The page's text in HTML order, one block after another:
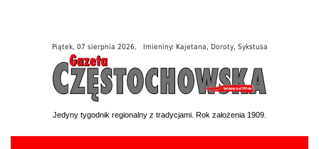
Piątek, 07 sierpnia 2026, Imieniny: Kajetana, Doroty, Sykstusa
Jedyny tygodnik regionalny z tradycjami. Rok założenia 1909.